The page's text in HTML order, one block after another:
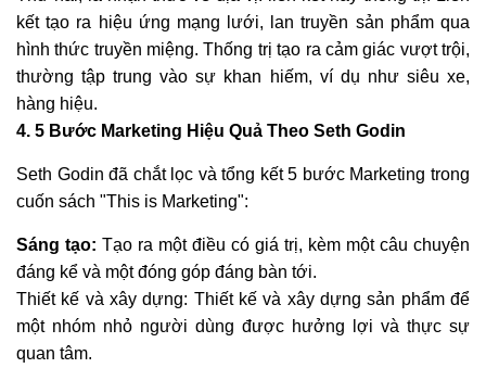
kết tạo ra hiệu ứng mạng lưới, lan truyền sản phẩm qua
hình thức truyền miệng. Thống trị tạo ra cảm giác vượt trội,
thường tập trung vào sự khan hiếm, ví dụ như siêu xe,
hàng hiệu.
4. 5 Bước Marketing Hiệu Quả Theo Seth Godin
Seth Godin đã chắt lọc và tổng kết 5 bước Marketing trong
cuốn sách "This is Marketing":
Sáng tạo: Tạo ra một điều có giá trị, kèm một câu chuyện
đáng kể và một đóng góp đáng bàn tới.
Thiết kế và xây dựng: Thiết kế và xây dựng sản phẩm để
một nhóm nhỏ người dùng được hưởng lợi và thực sự
quan tâm.